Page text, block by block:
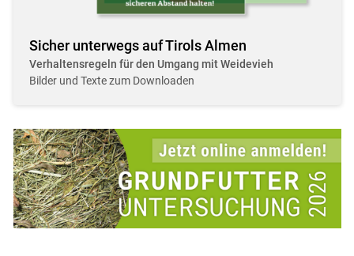
Sicher unterwegs auf Tirols Almen
Verhaltensregeln für den Umgang mit Weidevieh
Bilder und Texte zum Downloaden